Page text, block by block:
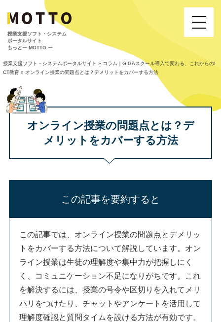
授業⽀援ソフト・システム
ポータルサイト
もっとー MOTTO ー
授業支援ソフト・システムポータルサイト » コラム｜GIGAスクール導入で変わる、これからのI
CT教育 » オンライン授業の問題点とは？デメリットをカバーする方法
オンライン授業の問題点とは？ デ
メリットをカバーする方法
この記事を要約すると
この記事では、オンライン授業の問題点とデメリッ
トをカバーする方法について解説しています。オン
ライン授業は生徒の理解度や集中力が把握しにく
く、コミュニケーション不足になりがちです。これ
を解決するには、授業の号令や区切りを入れてメリ
ハリをつけたり、チャットやアンケートを活用して
理解度確認と質問タイムを設ける方法が有効です。